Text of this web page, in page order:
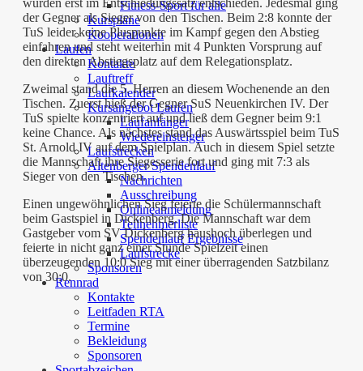
Fitness-Sport für alle
Kurspläne
Kooperationen
Laufen
Kontakte
Lauftreff
Laufkalender
Kursangebot Laufen
Laufanfänger
Wiedereinsteiger
Laufstrecken
Altenberger Spendenlauf
Nachrichten
Ausschreibung
Onlineanmeldung
Teilnehmerliste
Spendenlauf Ergebnisse
Laufstrecke
Sponsoren
Rennrad
Kontakte
Leitfaden RTA
Termine
Bekleidung
Sponsoren
wurden erst im Entschiedungssatz entschieden. Jedesmal ging
der Gegner als Sieger von den Tischen. Beim 2:8 konnte der
TuS leider keine Pluspunkte im Kampf gegen den Abstieg
einfahren und steht weiterhin mit 4 Punkten Vorsprung auf
den direkten Abstiegsplatz auf dem Relegationsplatz.
Zweimal stand die 5. Herren an diesem Wochenende an den
Tischen. Zuerst hieß der Gegner SuS Neuenkirchen IV. Der
TuS spielte konzentriert auf und ließ dem Gegner beim 9:1
keine Chance. Als nächstes stand das Auswärtsspiel beim TuS
St. Arnold IV auf dem Spielplan. Auch in diesem Spiel setzte
die Mannschaft ihre Siegesserie fort und ging mit 7:3 als
Sieger von den Tischen.
Einen ungewöhnlichen Sieg feierte die Schülermannschaft
beim Gastspiel in Dickenberg. Die Mannschaft war dem
Gastgeber vom SV Dickenberg haushoch überlegen und
feierte in nicht ganz einer Stunde Spielzeit einen
überzeugenden 10:0 Sieg mit einer überragenden Satzbilanz
von 30:0.